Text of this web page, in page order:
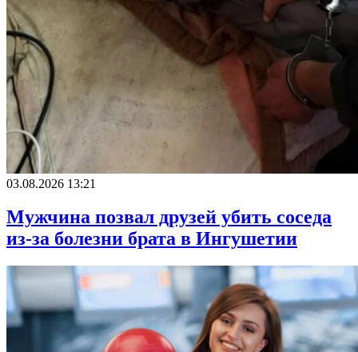
03.08.2026 13:21
Мужчина позвал друзей убить соседа
из-за болезни брата в Ингушетии